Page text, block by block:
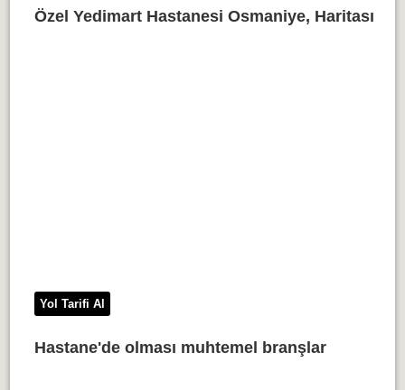
Özel Yedimart Hastanesi Osmaniye, Haritası
Yol Tarifi Al
Hastane'de olması muhtemel branşlar